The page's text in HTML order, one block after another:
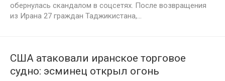
обернулась скандалом в соцсетях. После возвращения
из Ирана 27 граждан Таджикистана,...
США атаковали иранское торговое
судно: эсминец открыл огонь